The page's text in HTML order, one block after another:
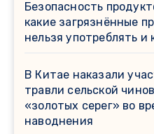
Безопасность
какие загрязнённые
нельзя употреблять
В Китае наказали
травли сельской
«золотых серег» во
наводнения